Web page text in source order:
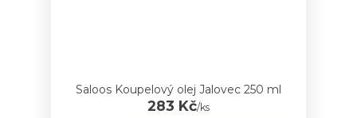
Saloos Koupelový olej Jalovec 250 ml
283 Kč/ks